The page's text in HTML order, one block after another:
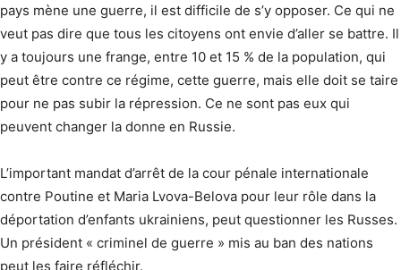
pays mène une guerre, il est difficile de s’y opposer. Ce qui ne
veut pas dire que tous les citoyens ont envie d’aller se battre. Il
y a toujours une frange, entre 10 et 15 % de la population, qui
peut être contre ce régime, cette guerre, mais elle doit se taire
pour ne pas subir la répression. Ce ne sont pas eux qui
peuvent changer la donne en Russie.
L’important mandat d’arrêt de la cour pénale internationale
contre Poutine et Maria Lvova-Belova pour leur rôle dans la
déportation d’enfants ukrainiens, peut questionner les Russes.
Un président « criminel de guerre » mis au ban des nations
peut les faire réfléchir.